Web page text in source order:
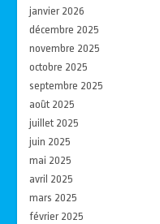
janvier 2026
décembre 2025
novembre 2025
octobre 2025
septembre 2025
août 2025
juillet 2025
juin 2025
mai 2025
avril 2025
mars 2025
février 2025